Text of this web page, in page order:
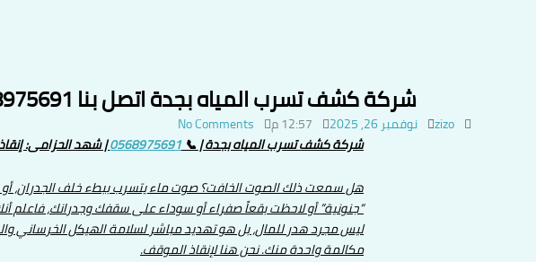
شركة كشف تسرب المياه بجدة اتصل بنا 0568975691 – شهد الحزامى أفضل شركة كشف تسربات بجدة 24 ساعة
zizo نوفمبر 26, 2025 12:57 م
No Comments
شركة كشف تسرب المياه بجدة | 📞0568975691| شهد الحزامى: إنقاذ
هل سمعت ذلك الصوت الخافت؟ صوت ماء يتسرب ببطء خلف الجدران،
“جنونية” أو لاحظت بقعاً صفراء أو سوداء على سقفك وجدرانك،
ليس مجرد هدر للمال، بل هو تهديد مباشر لسلامة الهيكل الخرساني
مكالمة واحدة منك. نحن هنا لإنقاذ الموقف.